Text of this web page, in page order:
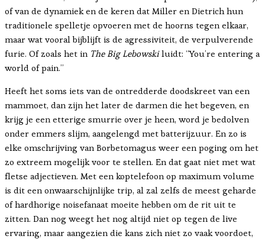
of van de dynamiek en de keren dat Miller en Dietrich hun
traditionele spelletje opvoeren met de hoorns tegen elkaar,
maar wat vooral bijblijft is de agressiviteit, de verpulverende
furie. Of zoals het in The Big Lebowskiluidt: “You’re entering a
world of pain.”
Heeft het soms iets van de ontredderde doodskreet van een
mammoet, dan zijn het later de darmen die het begeven, en
krijg je een etterige smurrie over je heen, word je bedolven
onder emmers slijm, aangelengd met batterijzuur. En zo is
elke omschrijving van Borbetomagus weer een poging om het
zo extreem mogelijk voor te stellen. En dat gaat niet met wat
fletse adjectieven. Met een koptelefoon op maximum volume
is dit een onwaarschijnlijke trip, al zal zelfs de meest geharde
of hardhorige noisefanaat moeite hebben om de rit uit te
zitten. Dan nog weegt het nog altijd niet op tegen de live
ervaring, maar aangezien die kans zich niet zo vaak voordoet,